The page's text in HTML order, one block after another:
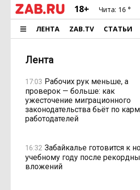
18+ Чита: 16 °
ЛЕНТА ZAB.TV СТАТЬИ
Лента
17:03 Рабочих рук меньше, а
проверок — больше: как
ужесточение миграционного
законодательства бьёт по
работодателей
16:32 Забайкалье готовится к
учебному году после
вложений